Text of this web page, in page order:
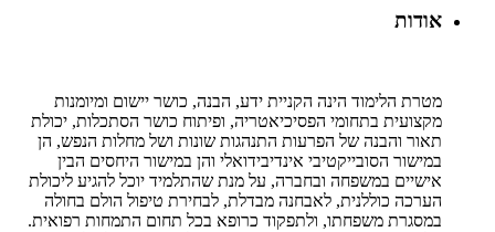
אודות
מטרת הלימוד הינה הקניית ידע, הבנה, כושר יישום ומיומנות
מקצועית בתחומי הפסיכיאטריה, ופיתוח כושר הסתכלות, יכולת
תאור והבנה של הפרעות התנהגות שונות ושל מחלות הנפש, הן
במישור הסובייקטיבי אינדיבידואלי והן במישור היחסים הבין
אישיים במשפחה ובחברה, על מנת שהתלמיד יוכל להגיע ליכולת
הערכה כוללנית, לאבחנה מבדלת, לבחירת טיפול הולם בחולה
במסגרת משפחתו, ולתפקוד כרופא בכל תחום התמחות רפואית.